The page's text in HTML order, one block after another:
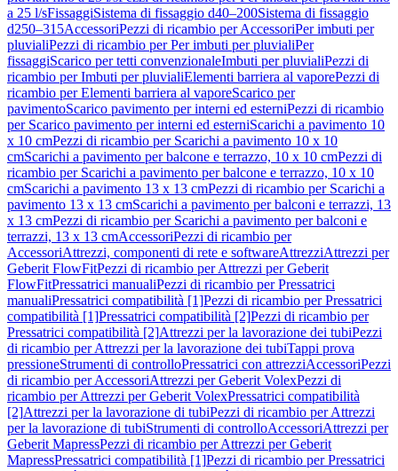
a 25 l/sFissaggiSistema di fissaggio d40–200Sistema di fissaggio
d250–315AccessoriPezzi di ricambio per AccessoriPer imbuti per
pluvialiPezzi di ricambio per Per imbuti per pluvialiPer
fissaggiScarico per tetti convenzionaleImbuti per pluvialiPezzi di
ricambio per Imbuti per pluvialiElementi barriera al vaporePezzi di
ricambio per Elementi barriera al vaporeScarico per
pavimentoScarico pavimento per interni ed esterniPezzi di ricambio
per Scarico pavimento per interni ed esterniScarichi a pavimento 10
x 10 cmPezzi di ricambio per Scarichi a pavimento 10 x 10
cmScarichi a pavimento per balcone e terrazzo, 10 x 10 cmPezzi di
ricambio per Scarichi a pavimento per balcone e terrazzo, 10 x 10
cmScarichi a pavimento 13 x 13 cmPezzi di ricambio per Scarichi a
pavimento 13 x 13 cmScarichi a pavimento per balconi e terrazzi, 13
x 13 cmPezzi di ricambio per Scarichi a pavimento per balconi e
terrazzi, 13 x 13 cmAccessoriPezzi di ricambio per
AccessoriAttrezzi, componenti di rete e softwareAttrezziAttrezzi per
Geberit FlowFitPezzi di ricambio per Attrezzi per Geberit
FlowFitPressatrici manualiPezzi di ricambio per Pressatrici
manualiPressatrici compatibilità [1]Pezzi di ricambio per Pressatrici
compatibilità [1]Pressatrici compatibilità [2]Pezzi di ricambio per
Pressatrici compatibilità [2]Attrezzi per la lavorazione dei tubiPezzi
di ricambio per Attrezzi per la lavorazione dei tubiTappi prova
pressioneStrumenti di controlloPressatrici con attrezziAccessoriPezzi
di ricambio per AccessoriAttrezzi per Geberit VolexPezzi di
ricambio per Attrezzi per Geberit VolexPressatrici compatibilità
[2]Attrezzi per la lavorazione di tubiPezzi di ricambio per Attrezzi
per la lavorazione di tubiStrumenti di controlloAccessoriAttrezzi per
Geberit MapressPezzi di ricambio per Attrezzi per Geberit
MapressPressatrici compatibilità [1]Pezzi di ricambio per Pressatrici